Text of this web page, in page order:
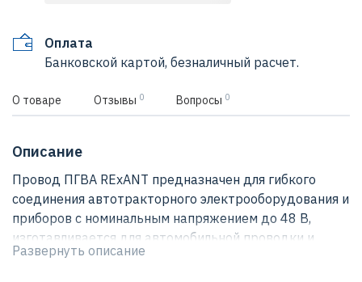
Оплата
Банковской картой, безналичный расчет.
О товаре Отзывы 0 Вопросы 0
Описание
Провод ПГВА REхANT предназначен для гибкого
соединения автотракторного электрооборудования и
приборов с номинальным напряжением до 48 В,
изготавливается для автомобильной проводки и
элементов питания и управления. Состоит из
Развернуть описание